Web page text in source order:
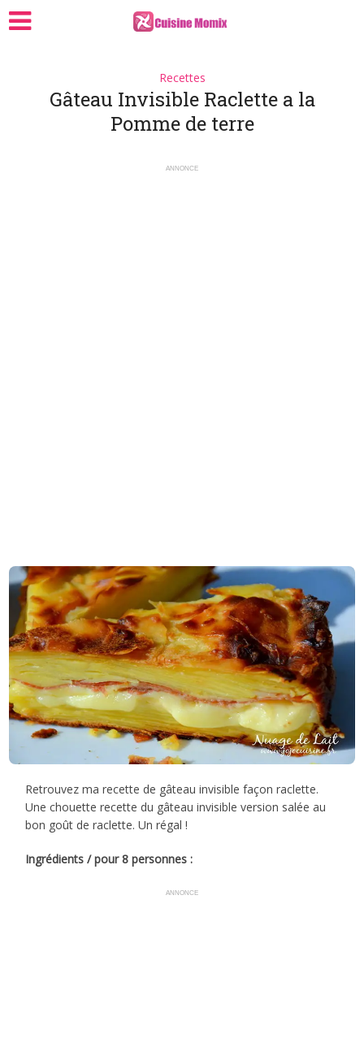
Recettes
Gâteau Invisible Raclette a la
Pomme de terre
ANNONCE
Retrouvez ma recette de gâteau invisible façon raclette.
Une chouette recette du gâteau invisible version salée au
bon goût de raclette. Un régal !
Ingrédients / pour 8 personnes :
ANNONCE